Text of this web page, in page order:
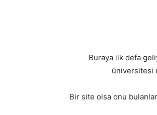
Buraya ilk defa
üniversitesi
Bir site olsa onu